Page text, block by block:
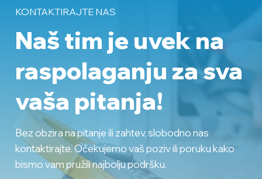
KONTAKTIRAJTE NAS
Naš tim je uvek na
raspolaganju za sva
vaša pitanja!
Bez obzira na pitanje ili zahtev, slobodno nas
kontaktirajte. Očekujemo vaš poziv ili poruku kako
bismo vam pružili najbolju podršku.